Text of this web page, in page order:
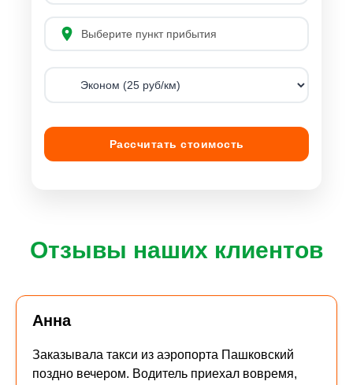
Рассчитать стоимость
Отзывы наших клиентов
Анна
Заказывала такси из аэропорта Пашковский
поздно вечером. Водитель приехал вовремя,